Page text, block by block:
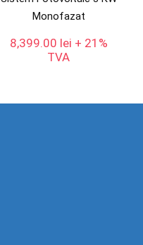
Monofazat
8,399.00 lei + 21%
TVA